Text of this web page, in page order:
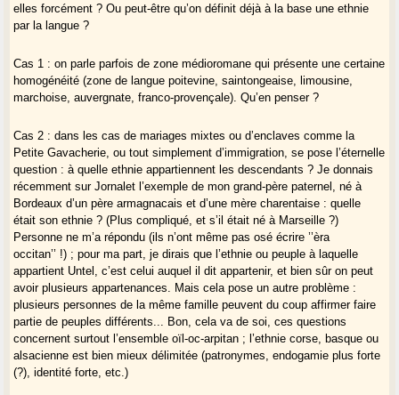
et à la politique :
En Wallonie le terme "communauté française" n’implique pas un fort
la Suisse romande ne se considère pas comme française,
des courants autonomiques ou indépendantistes ont toujours existé
en Savoie et en Comté,
Une étude détaillée montrerait la survivance de sentiments
d’appartenance marqués dans certains pays d’oïl jusque vers 1918, et
des sursauts sporadiques (mouvement lotharingiste nancéien entre
1815 et 1900, renaissance savoisienne qui se prolonge, etc.).
Enseigner aux Limousins ou aux Auvergnats qu’ils ne sont pas des
"Français" serait difficile. C’est l’échec de l’Occitanie politique globale,
qui a surjoué le Midi et n’a pas amené le renouveau nationalitaire des
peuples subsistants. Les Méridionaux (sic) admettront cependant que
leur pays est très différent des terroirs du Nord.
Mais le territoire français global se fabrique dans les villes, par la
mobilité de toute la population (pas seulement des fonctionnaires), dans
les campagnes colonisées. Nous ne sommes plus en 1960.
elles forcément ? Ou peut-être qu’on définit déjà à la base une ethnie
par la langue ?
Cas 1 : on parle parfois de zone médioromane qui présente une certaine
homogénéité (zone de langue poitevine, saintongeaise, limousine,
marchoise, auvergnate, franco-provençale). Qu’en penser ?
Cas 2 : dans les cas de mariages mixtes ou d’enclaves comme la
Petite Gavacherie, ou tout simplement d’immigration, se pose l’éternelle
question : à quelle ethnie appartiennent les descendants ? Je donnais
récemment sur Jornalet l’exemple de mon grand-père paternel, né à
Bordeaux d’un père armagnacais et d’une mère charentaise : quelle
était son ethnie ? (Plus compliqué, et s’il était né à Marseille ?)
Personne ne m’a répondu (ils n’ont même pas osé écrire ’’èra
occitan’’ !) ; pour ma part, je dirais que l’ethnie ou peuple à laquelle
appartient Untel, c’est celui auquel il dit appartenir, et bien sûr on peut
avoir plusieurs appartenances. Mais cela pose un autre problème :
plusieurs personnes de la même famille peuvent du coup affirmer faire
partie de peuples différents... Bon, cela va de soi, ces questions
concernent surtout l’ensemble oïl-oc-arpitan ; l’ethnie corse, basque ou
alsacienne est bien mieux délimitée (patronymes, endogamie plus forte
(?), identité forte, etc.)